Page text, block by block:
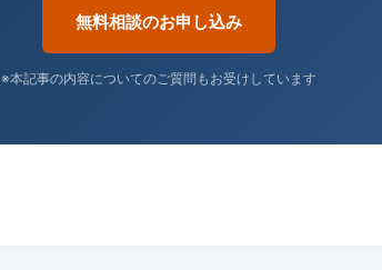
無料相談のお申し込み
※本記事の内容についてのご質問もお受けしています